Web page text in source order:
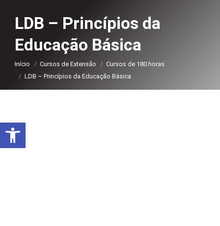
LDB – Princípios da
Educação Básica
Você está aqui:
Início Cursos de Extensão
Cursos de 180 horas
LDB – Princípios da Educação Básica
Abrir a barra de ferramentas